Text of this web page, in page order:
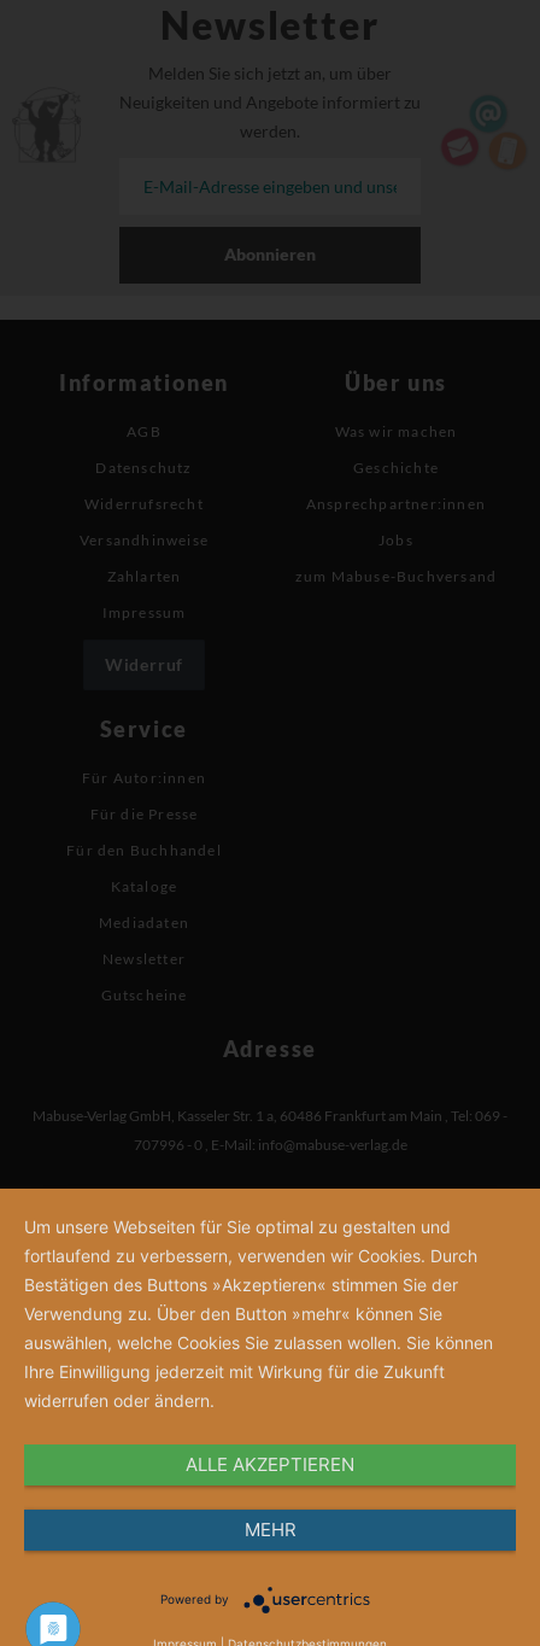
Newsletter
Melden Sie sich jetzt an, um über
Neuigkeiten und Angebote informiert zu
werden.
Abonnieren
Informationen
AGB
Datenschutz
Widerrufsrecht
Versandhinweise
Zahlarten
Impressum
Widerruf
Über uns
Was wir machen
Geschichte
Ansprechpartner:innen
Jobs
zum Mabuse-Buchversand
Service
Für Autor:innen
Für die Presse
Für den Buchhandel
Kataloge
Mediadaten
Newsletter
Gutscheine
Adresse
Mabuse-Verlag GmbH, Kasseler Str. 1 a, 60486 Frankfurt am Main , Tel: 069 -
707996 - 0 , E-Mail: info@mabuse-verlag.de
Um unsere Webseiten für Sie optimal zu gestalten und
fortlaufend zu verbessern, verwenden wir Cookies. Durch
Bestätigen des Buttons »Akzeptieren« stimmen Sie der
Verwendung zu. Über den Button »mehr« können Sie
auswählen, welche Cookies Sie zulassen wollen. Sie können
Ihre Einwilligung jederzeit mit Wirkung für die Zukunft
widerrufen oder ändern.
ALLE AKZEPTIEREN
MEHR
Powered by